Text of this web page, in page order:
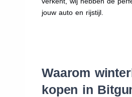
jouw auto en rijstijl.
Waarom
kopen in